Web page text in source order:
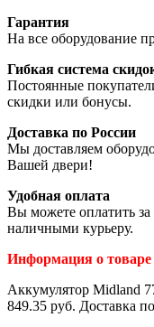
Гарантия
На все оборудование
Гибкая система
Постоянные
скидки или бонусы.
Доставка по России
Мы доставляем
Вашей двери!
Удобная оплата
Вы можете оплатить за
наличными курьеру.
Информация о товаре
Аккумулятор Midland
849.35 руб. Доставка